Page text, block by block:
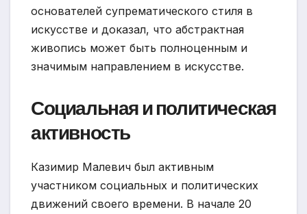
основателей супрематического стиля в
искусстве и доказал, что абстрактная
живопись может быть полноценным и
значимым направлением в искусстве.
Социальная и политическая
активность
Казимир Малевич был активным
участником социальных и политических
движений своего времени. В начале 20